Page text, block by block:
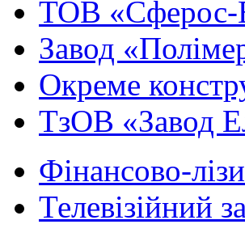
ТОВ «Сферос-
Завод
Окреме
ТзОВ «Завод
Фінансово-
Телевізійний